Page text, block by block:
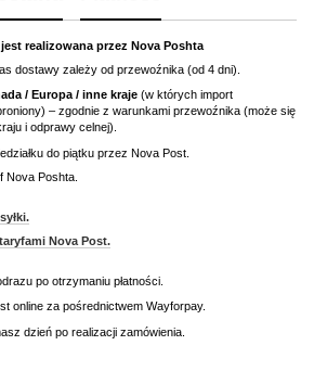
realizowana przez Nova Poshta
dostawy zależy od przewoźnika (od 4 dni).
/ Europa / inne kraje (w których import
– zgodnie z warunkami przewoźnika (może się
i odprawy celnej).
do piątku przez Nova Post.
Nova Poshta.
Nova Post.
po otrzymaniu płatności.
online za pośrednictwem Wayforpay.
dzień po realizacji zamówienia.